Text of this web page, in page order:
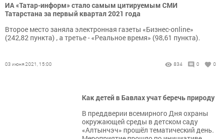
ИА «Татар-информ» стало самым цитируемым СМИ
Татарстана за первый квартал 2021 года
Второе место заняла электронная газеты «Бизнес-online»
(242,82 пункта) , а третье - «Реальное время» (98,61 пункта).
03 июня 2021, 15:00 834 0 0
Как детей в Бавлах учат беречь природу
В преддверии всемирного Дня охраны
окружающей среды в детском саду
«Алтынчэч» прошёл тематический день.